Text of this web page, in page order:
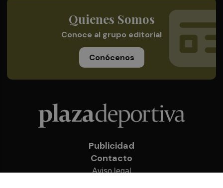
Quienes Somos
Conoce al grupo editorial
Conócenos
Publicidad
Contacto
Aviso legal